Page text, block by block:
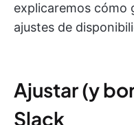
explicaremos cómo
ajustes de
Ajustar (y
Slack